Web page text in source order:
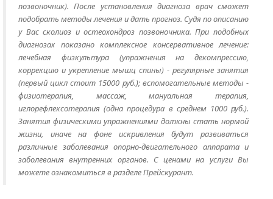
позвоночник). После установления диагноза врач сможет
подобрать методы лечения и дать прогноз. Судя по описанию
у Вас сколиоз и остеохондроз позвоночника. При подобных
диагнозах показано комплексное консервативное лечение:
лечебная физкультура (упражнения на декомпрессию,
коррекцию и укрепление мышц спины) - регулярные занятия
(первый цикл стоит 15000 руб.); вспомогательные методы -
физиотерапия, массаж, мануальная терапия,
иглорефлексотерапия (одна процедура в среднем 1000 руб.).
Занятия физическими упражнениями должны стать нормой
жизни, иначе на фоне искривления будут развиваться
различные заболевания опорно-двигательного аппарата и
заболевания внутренних органов. С ценами на услуги Вы
можете ознакомиться в разделе Прейскурант.